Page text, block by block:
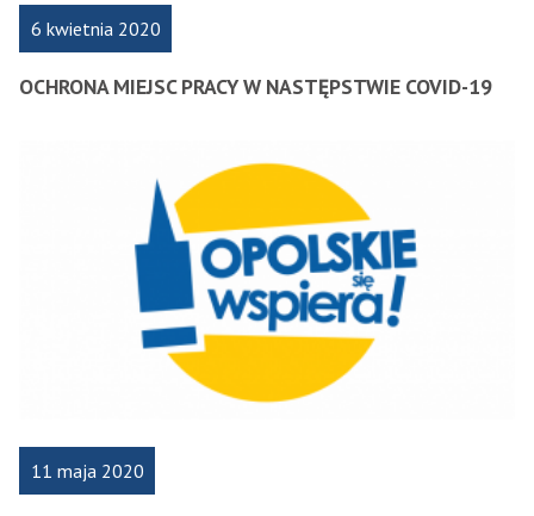
6 kwietnia 2020
OCHRONA MIEJSC PRACY W NASTĘPSTWIE COVID-19
11 maja 2020